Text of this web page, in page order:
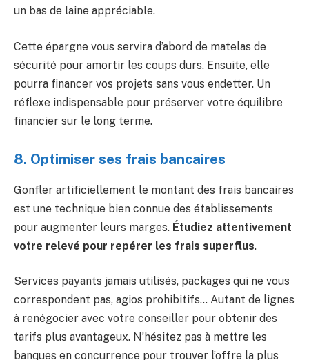
un bas de laine appréciable.
Cette épargne vous servira d’abord de matelas de
sécurité pour amortir les coups durs. Ensuite, elle
pourra financer vos projets sans vous endetter. Un
réflexe indispensable pour préserver votre équilibre
financier sur le long terme.
8. Optimiser ses frais bancaires
Gonfler artificiellement le montant des frais bancaires
est une technique bien connue des établissements
pour augmenter leurs marges. Étudiez attentivement
votre relevé pour repérer les frais superflus.
Services payants jamais utilisés, packages qui ne vous
correspondent pas, agios prohibitifs… Autant de lignes
à renégocier avec votre conseiller pour obtenir des
tarifs plus avantageux. N’hésitez pas à mettre les
banques en concurrence pour trouver l’offre la plus